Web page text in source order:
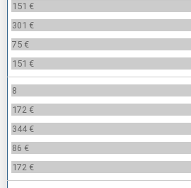
151 €
301 €
75 €
151 €
8
172 €
344 €
86 €
172 €